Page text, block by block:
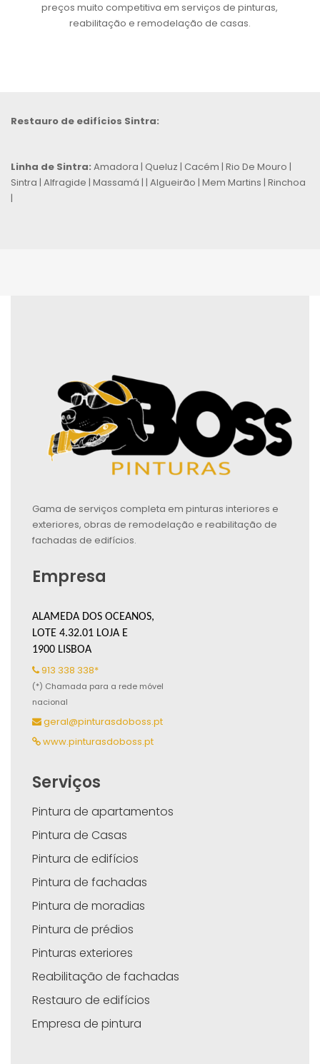
preços muito competitiva em serviços de pinturas,
reabilitação e remodelação de casas.
Restauro de edifícios Sintra:
Linha de Sintra: Amadora | Queluz | Cacém | Rio De Mouro |
Sintra | Alfragide | Massamá | | Algueirão | Mem Martins | Rinchoa
|
Gama de serviços completa em pinturas interiores e
exteriores, obras de remodelação e reabilitação de
fachadas de edifícios.
Empresa
ALAMEDA DOS OCEANOS,
LOTE 4.32.01 LOJA E
1900 LISBOA
913 338 338*
(*) Chamada para a rede móvel
nacional
geral@pinturasdoboss.pt
www.pinturasdoboss.pt
Serviços
Pintura de apartamentos
Pintura de Casas
Pintura de edifícios
Pintura de fachadas
Pintura de moradias
Pintura de prédios
Pinturas exteriores
Reabilitação de fachadas
Restauro de edifícios
Empresa de pintura